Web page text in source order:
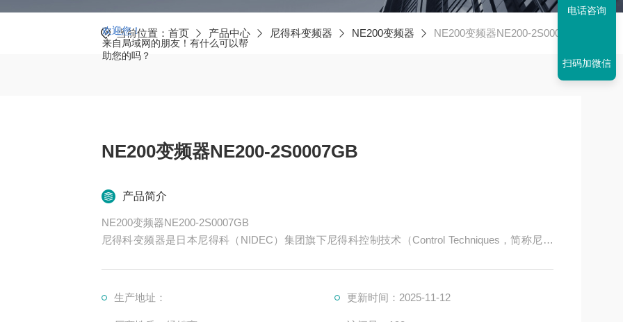
欢迎您！
来自局域网的朋友！有什么可以帮
助您的吗？
当前位置： 首页 产品中心 尼得科变频器 NE200变频器 NE200变频器NE200-2S0007GB
NE200变频器NE200-2S0007GB
产品简介
NE200变频器NE200-2S0007GB
尼得科变频器是日本尼得科（NIDEC）集团旗下尼得科控制技术（Control Techniques，简称尼得
织、印刷、物流、化工等数十个行业。
生产地址： 更新时间：2025-11-12
电话咨询
扫码加微信